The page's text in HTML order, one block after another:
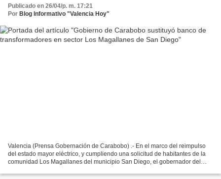
Publicado en 26/04/p. m. 17:21
Por Blog Informativo "Valencia Hoy"
Valencia (Prensa Gobernación de Carabobo) .- En el marco del reimpulso
del estado mayor eléctrico, y cumpliendo una solicitud de habitantes de la
comunidad Los Magallanes del municipio San Diego, el gobernador del